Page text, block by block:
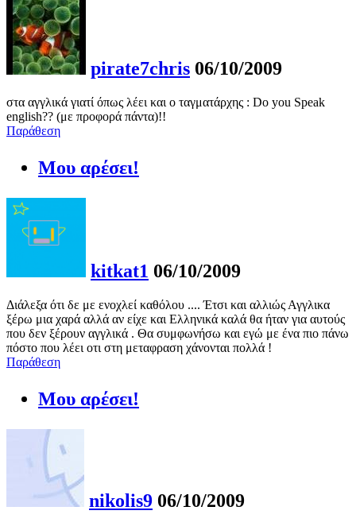
pirate7chris 06/10/2009
στα αγγλικά γιατί όπως λέει και ο ταγματάρχης : Do you Speak
english?? (με προφορά πάντα)!!
Παράθεση
Μου αρέσει!
kitkat1 06/10/2009
Διάλεξα ότι δε με ενοχλεί καθόλου .... Έτσι και αλλιώς Αγγλικα
ξέρω μια χαρά αλλά αν είχε και Ελληνικά καλά θα ήταν για αυτούς
που δεν ξέρουν αγγλικά . Θα συμφωνήσω και εγώ με ένα πιο πάνω
πόστο που λέει οτι στη μεταφραση χάνονται πολλά !
Παράθεση
Μου αρέσει!
nikolis9 06/10/2009